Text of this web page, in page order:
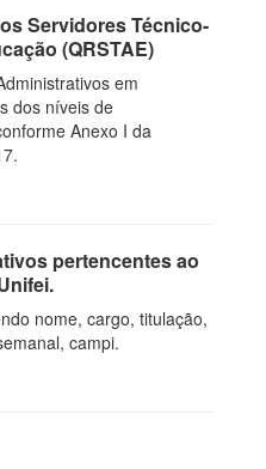
Servidores Técnico-
(QRSTAE)
em
dos níveis de
Anexo I da
pertencentes ao
nome, cargo, titulação,
campi.